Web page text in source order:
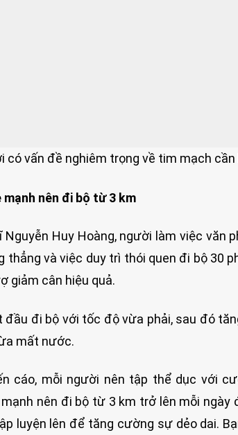
có vấn đề nghiêm trọng về tim mạch
nên đi bộ từ 3 km
Nguyễn Huy Hoàng, người làm việc văn
thẳng và việc duy trì thói quen đi bộ 30
giảm cân hiệu quả.
đầu đi bộ với tốc độ vừa phải, sau đó
mất nước.
cáo, mỗi người nên tập thể dục với
nên đi bộ từ 3 km trở lên mỗi
luyện lên để tăng cường sự dẻo dai.